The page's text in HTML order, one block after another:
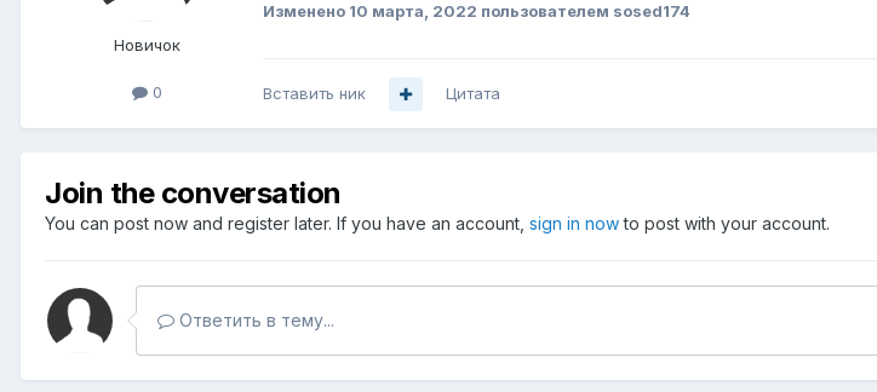
Новичок
0
Изменено 10 марта, 2022 пользователем sosed174
Вставить ник Цитата
Join the conversation
You can post now and register later. If you have an account, sign in nowto post with your account.
Ответить в тему...